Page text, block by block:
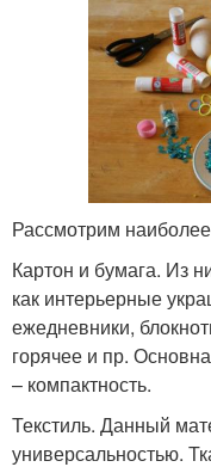
Рассмотрим
Картон и бумага. Из
как интерьерные
ежедневники,
горячее и пр.
– компактность.
Текстиль. Данный
универсальностью.